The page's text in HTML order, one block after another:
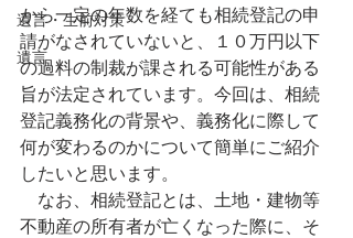
遺言・生前対策
遺言
から一定の年数を経ても相続登記の申
請がなされていないと、１０万円以下
の過料の制裁が課される可能性がある
旨が法定されています。今回は、相続
登記義務化の背景や、義務化に際して
何が変わるのかについて簡単にご紹介
したいと思います。
なお、相続登記とは、土地・建物等
不動産の所有者が亡くなった際に、そ